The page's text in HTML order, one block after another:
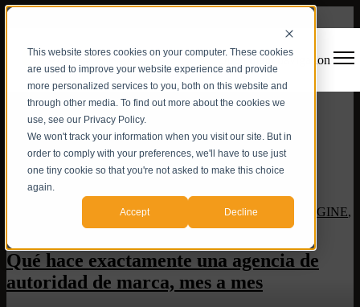
This website stores cookies on your computer. These cookies
are used to improve your website experience and provide
more personalized services to you, both on this website and
through other media. To find out more about the cookies we
use, see our Privacy Policy.
We won't track your information when you visit our site. But in
order to comply with your preferences, we'll have to use just
one tiny cookie so that you're not asked to make this choice
again.
Accept Decline
Open main navigation
Arquitectura de Autoridad, Autoridad de Marca, STORY ENGINE,
Estrategia de Contenido, Command Center, Agencia, Signal
Qué hace exactamente una agencia de
autoridad de marca, mes a mes